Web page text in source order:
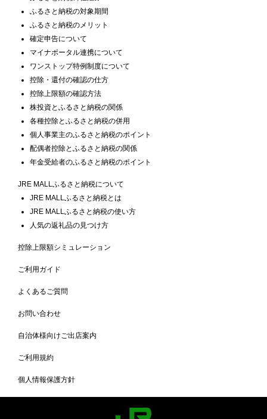
ふるさと納税の対象期間
ふるさと納税のメリット
確定申告について
マイナポータル連携について
ワンストップ特例制度について
控除・還付の確認の仕方
控除上限額の確認方法
株投資とふるさと納税の関係
各種控除とふるさと納税の併用
個人事業主のふるさと納税のポイント
配偶者控除とふるさと納税の関係
年金受給者のふるさと納税のポイント
JRE MALLふるさと納税について
JRE MALLふるさと納税とは
JRE MALLふるさと納税の使い方
人気の返礼品の見つけ方
控除上限額シミュレーション
ご利用ガイド
よくあるご質問
お問い合わせ
自治体様向けご出店案内
ご利用規約
個人情報保護方針